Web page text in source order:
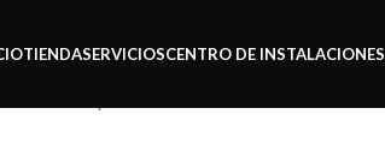
TIENDASERVICIOSCENTRO DE INSTALACIONES